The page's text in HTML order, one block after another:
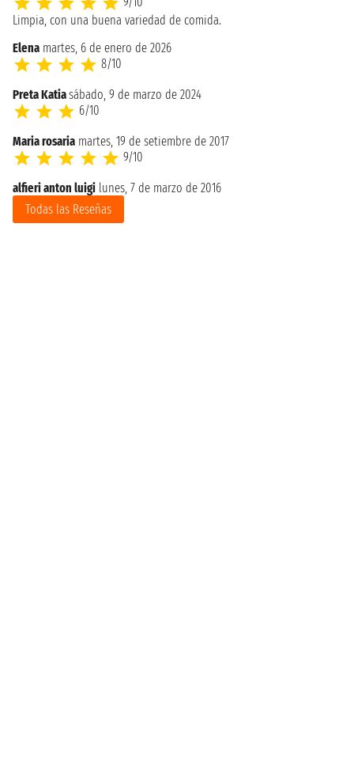
Limpia, con una buena variedad de comida.
Elena martes, 6 de enero de 2026
8/10
Preta Katiasábado, 9 de marzo de 2024
6/10
Maria rosaria martes, 19 de setiembre de 2017
9/10
alfieri anton luigi lunes, 7 de marzo de 2016
Todas las Reseñas